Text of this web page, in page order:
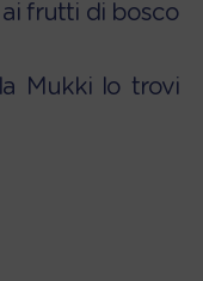
ai frutti di bosco
Mukki lo trovi